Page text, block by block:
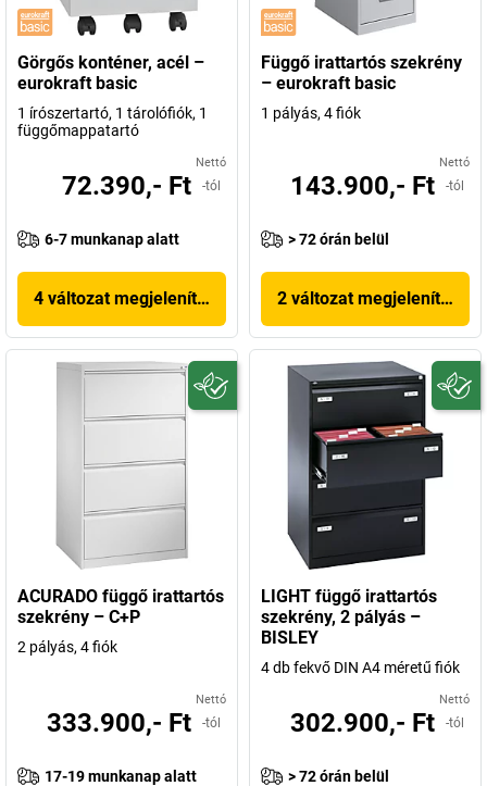
Görgős konténer, acél –
eurokraft basic
1 írószertartó, 1 tárolófiók, 1
függőmappatartó
Nettó
72.390,- Ft -tól
6-7 munkanap alatt
4 változat megjelenítése
Függő irattartós szekrény
– eurokraft basic
1 pályás, 4 fiók
Nettó
143.900,- Ft -tól
> 72 órán belül
2 változat megjelenítése
ACURADO függő irattartós
szekrény – C+P
2 pályás, 4 fiók
Nettó
333.900,- Ft -tól
17-19 munkanap alatt
LIGHT függő irattartós
szekrény, 2 pályás –
BISLEY
4 db fekvő DIN A4 méretű fiók
Nettó
302.900,- Ft -tól
> 72 órán belül